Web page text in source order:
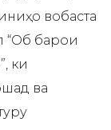
вобаста
“Об барои
ки
ва